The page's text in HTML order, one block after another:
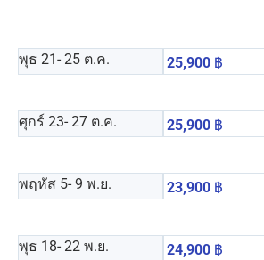
พุธ 21 - 25 ต.ค. 25,900 ฿
ศุกร์ 23- 27 ต.ค. 25,900 ฿
พฤหัส 5- 9 พ.ย. 23,900 ฿
พุธ 18- 22 พ.ย. 24,900 ฿